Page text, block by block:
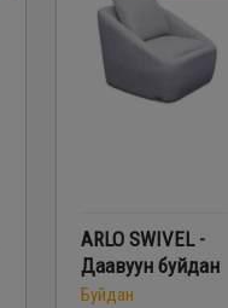
ARLO SWIVEL -
Даавуун буйдан
Буйдан